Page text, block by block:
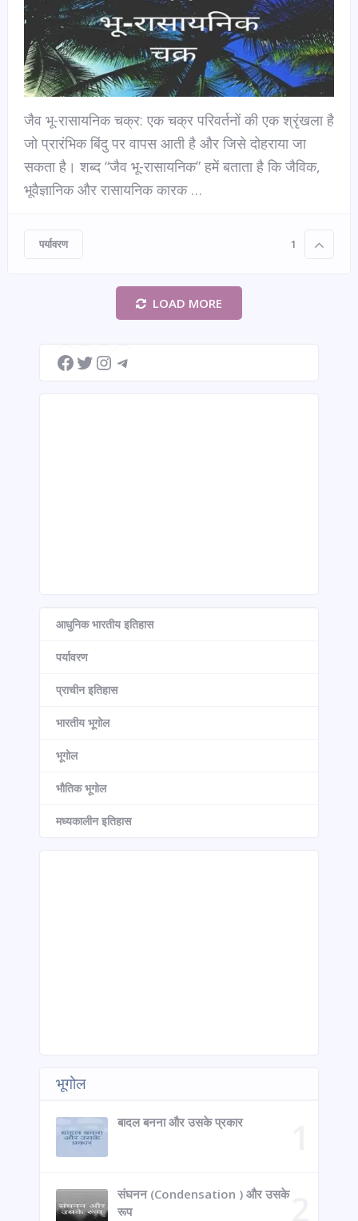
जैव भू-रासायनिक चक्र: एक चक्र परिवर्तनों की एक श्रृंखला है
जो प्रारंभिक बिंदु पर वापस आती है और जिसे दोहराया जा
सकता है। शब्द “जैव भू-रासायनिक” हमें बताता है कि जैविक,
भूवैज्ञानिक और रासायनिक कारक …
पर्यावरण 1
LOAD MORE
Facebook
TwitterInstagram
आधुनिक भारतीय इतिहास
पर्यावरण
प्राचीन इतिहास
भारतीय भूगोल
भूगोल
भौतिक भूगोल
मध्यकालीन इतिहास
भूगोल
बादल बनना और उसके प्रकार
संघनन (Condensation ) और उसके
रूप